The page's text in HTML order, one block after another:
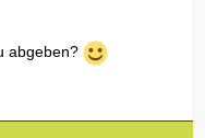
abgeben?